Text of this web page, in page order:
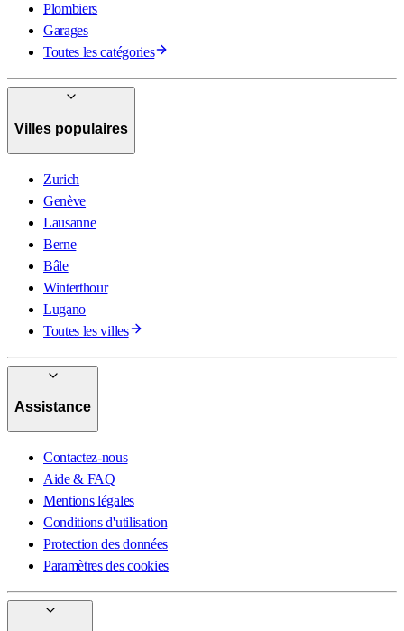
Plombiers
Garages
Toutes les catégories
Villes populaires
Zurich
Genève
Lausanne
Berne
Bâle
Winterthour
Lugano
Toutes les villes
Assistance
Contactez-nous
Aide & FAQ
Mentions légales
Conditions d'utilisation
Protection des données
Paramètres des cookies